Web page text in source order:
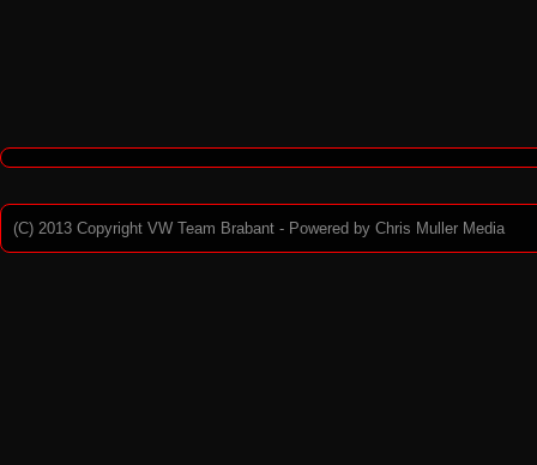
(C) 2013 Copyright VW Team Brabant - Powered by Chris Muller Media